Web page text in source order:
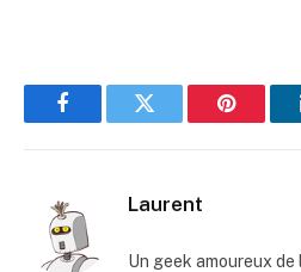
FacebookTwitter Pinterest
Laurent
Un geek amoureux